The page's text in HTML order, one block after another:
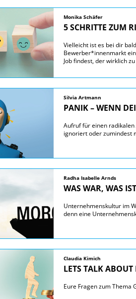
Monika Schäfer
5 SCHRITTE ZUM
Vielleicht ist es bei dir
Bewerber*innenmarkt
Job findest, der wirklich
Silvia Artmann
PANIK – WENN
Aufruf für einen radikalen
ignoriert oder zumindest
Radha Isabelle Arnds
WAS WAR, WAS
Unternehmenskultur im
denn eine
Claudia Kimich
LETS TALK
Eure Fragen zum Thema